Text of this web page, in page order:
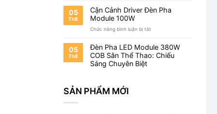
Cho
LED
Nào
Đèn
Pha
05
Th8
Cận Cảnh Driver Đèn Pha
Module 100W
Chức năng bình luận bị tắt
Cảnh
Driver
Đèn
05
Th8
Đèn Pha LED Module 380W
COB Sân Thể Thao: Chiếu
Sáng Chuyên Biệt
SẢN PHẨM MỚI